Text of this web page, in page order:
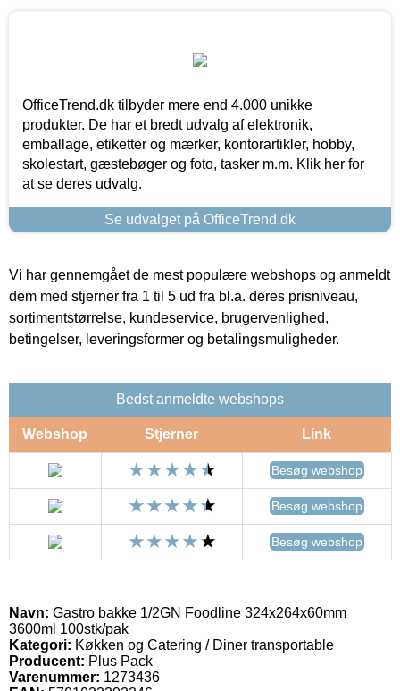
OfficeTrend.dk tilbyder mere end 4.000 unikke
produkter. De har et bredt udvalg af elektronik,
emballage, etiketter og mærker, kontorartikler, hobby,
skolestart, gæstebøger og foto, tasker m.m. Klik her for
at se deres udvalg.
Se udvalget på OfficeTrend.dk
Vi har gennemgået de mest populære webshops og anmeldt
dem med stjerner fra 1 til 5 ud fra bl.a. deres prisniveau,
sortimentstørrelse, kundeservice, brugervenlighed,
betingelser, leveringsformer og betalingsmuligheder.
Bedst anmeldte webshops
Webshop Stjerner Link
Besøg webshop
Besøg webshop
Besøg webshop
Navn: Gastro bakke 1/2GN Foodline 324x264x60mm
3600ml 100stk/pak
Kategori: Køkken og Catering / Diner transportable
Producent: Plus Pack
Varenummer: 1273436